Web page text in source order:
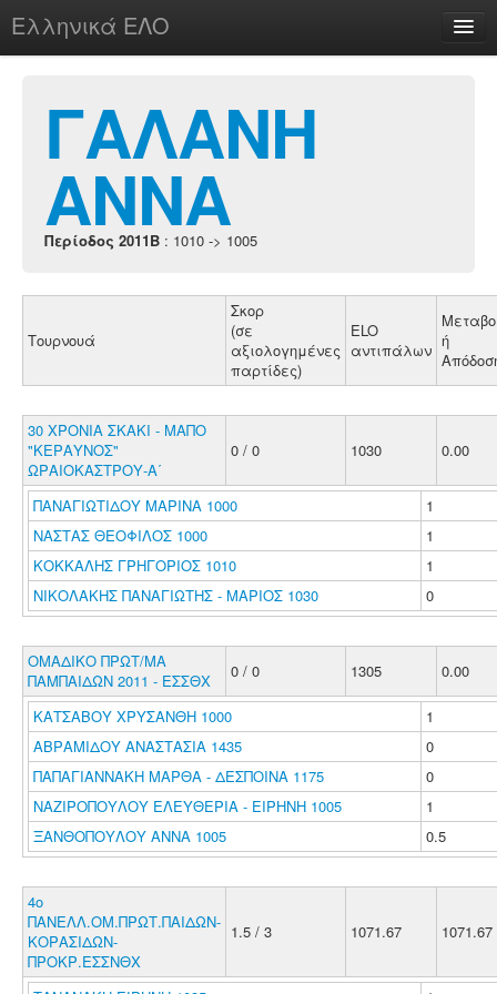
Ελληνικά ΕΛΟ
chesstu.be @ discord
Login
ΓΑΛΑΝΗ
ΑΝΝΑ
Περίοδος 2011B : 1010 -> 1005
Τουρνουά
Σκορ
(σε
αξιολογημένες
παρτίδες)
ELO
αντιπάλων ή
30 ΧΡΟΝΙΑ ΣΚΑΚΙ - ΜΑΠΟ
"ΚΕΡΑΥΝΟΣ"
ΩΡΑΙΟΚΑΣΤΡΟΥ-Α΄
0 / 0 1030 0.00
ΠΑΝΑΓΙΩΤΙΔΟΥ ΜΑΡΙΝΑ 1000
1
ΝΑΣΤΑΣ ΘΕΟΦΙΛΟΣ 1000
1
ΚΟΚΚΑΛΗΣ ΓΡΗΓΟΡΙΟΣ 1010
1
ΝΙΚΟΛΑΚΗΣ ΠΑΝΑΓΙΩΤΗΣ - ΜΑΡΙΟΣ 1030
0
ΟΜΑΔΙΚΟ ΠΡΩΤ/ΜΑ
ΠΑΜΠΑΙΔΩΝ 2011 - ΕΣΣΘΧ
0 / 0 1305 0.00
ΚΑΤΣΑΒΟΥ ΧΡΥΣΑΝΘΗ 1000
1
ΑΒΡΑΜΙΔΟΥ ΑΝΑΣΤΑΣΙΑ 1435
0
ΠΑΠΑΓΙΑΝΝΑΚΗ ΜΑΡΘΑ - ΔΕΣΠΟΙΝΑ 1175
0
ΝΑΖΙΡΟΠΟΥΛΟΥ ΕΛΕΥΘΕΡΙΑ - ΕΙΡΗΝΗ 1005
1
ΞΑΝΘΟΠΟΥΛΟΥ ΑΝΝΑ 1005
0.5
4ο
ΠΑΝΕΛΛ.ΟΜ.ΠΡΩΤ.ΠΑΙΔΩΝ-
ΚΟΡΑΣΙΔΩΝ-
ΠΡΟΚΡ.ΕΣΣΝΘΧ
1.5 / 3 1071.67 1071.67